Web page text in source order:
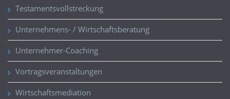
Testamentsvollstreckung
Unternehmens- / Wirtschaftsberatung
Unternehmer-Coaching
Vortragsveranstaltungen
Wirtschaftsmediation